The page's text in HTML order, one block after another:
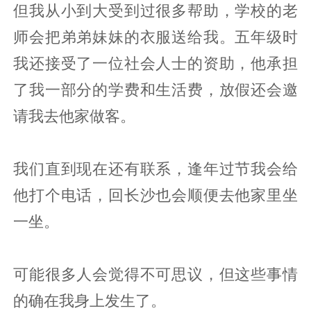
但我从小到大受到过很多帮助，学校的老
师会把弟弟妹妹的衣服送给我。五年级时
我还接受了一位社会人士的资助，他承担
了我一部分的学费和生活费，放假还会邀
请我去他家做客。
我们直到现在还有联系，逢年过节我会给
他打个电话，回长沙也会顺便去他家里坐
一坐。
可能很多人会觉得不可思议，但这些事情
的确在我身上发生了。